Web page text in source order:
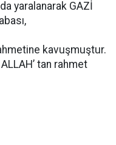
yaralanarak GAZİ
kavuşmuştur.
tan rahmet